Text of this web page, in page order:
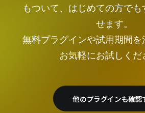
もついて、はじめての方で
せます。
無料プラグインや試用期間を
お気軽にお試しくだ
他のプラグインも確認